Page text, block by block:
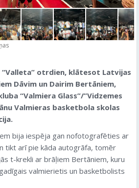
otrdien, klātesot Latvijas
Dāvim un Dairim Bertāniem,
“Valmiera Glass”/”Vidzemes
Valmieras basketbola skolas
bija iespēja gan nofotografēties ar
tikt arī pie kāda autogrāfa, tomēr
t-krekli ar brāļiem Bertāniem, kuru
valmierietis un basketbolists